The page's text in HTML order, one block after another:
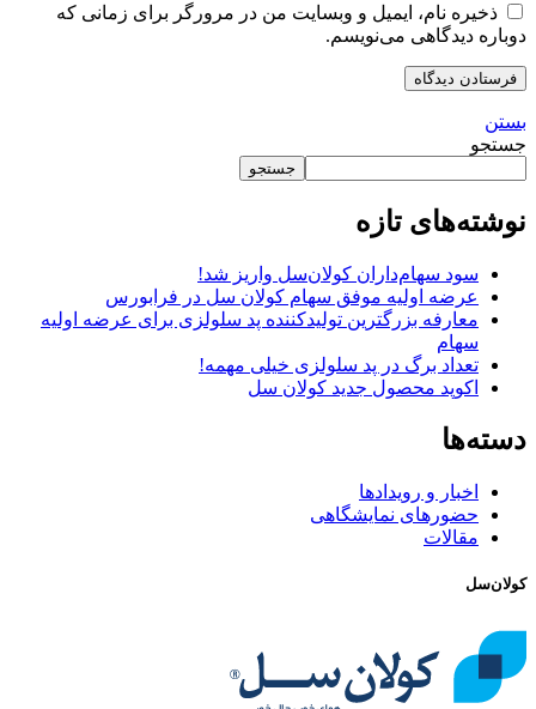
ذخیره نام، ایمیل و وبسایت من در مرورگر برای زمانی که
دوباره دیدگاهی می‌نویسم.
بستن
جستجو
جستجو
نوشته‌های تازه
سود سهام‌داران کولان‌سل واریز شد!
عرضه اولیه موفق سهام کولان سل در فرابورس
معارفه بزرگترین تولیدکننده پد سلولزی برای عرضه اولیه
سهام
تعداد برگ در پد سلولزی خیلی مهمه!
اکوپد محصول جدید کولان‌ سل
دسته‌ها
اخبار و رویدادها
حضورهای نمایشگاهی
مقالات
کولان‌سل